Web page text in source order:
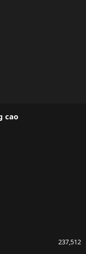
cao
237,512